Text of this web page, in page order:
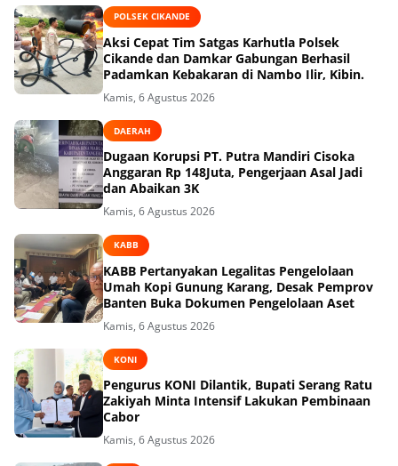
POLSEK CIKANDE
Aksi Cepat Tim Satgas Karhutla Polsek
Cikande dan Damkar Gabungan Berhasil
Padamkan Kebakaran di Nambo Ilir, Kibin.
Kamis, 6 Agustus 2026
DAERAH
Dugaan Korupsi PT. Putra Mandiri Cisoka
Anggaran Rp 148Juta, Pengerjaan Asal Jadi
dan Abaikan 3K
Kamis, 6 Agustus 2026
KABB
KABB Pertanyakan Legalitas Pengelolaan
Umah Kopi Gunung Karang, Desak Pemprov
Banten Buka Dokumen Pengelolaan Aset
Kamis, 6 Agustus 2026
KONI
Pengurus KONI Dilantik, Bupati Serang Ratu
Zakiyah Minta Intensif Lakukan Pembinaan
Cabor
Kamis, 6 Agustus 2026